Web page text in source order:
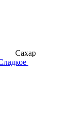
Сахар